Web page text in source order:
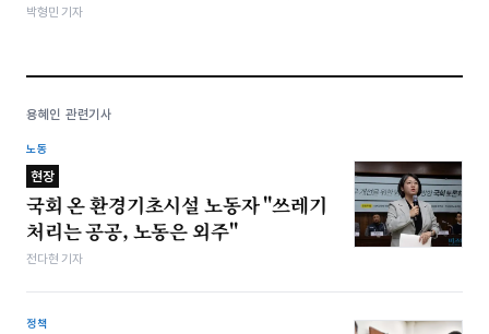
박형민 기자
용혜인 관련기사
노동
현장
국회 온 환경기초시설 노동자 "쓰레기
처리는 공공, 노동은 외주"
전다현 기자
정책